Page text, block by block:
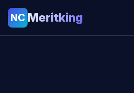
NC Meritking